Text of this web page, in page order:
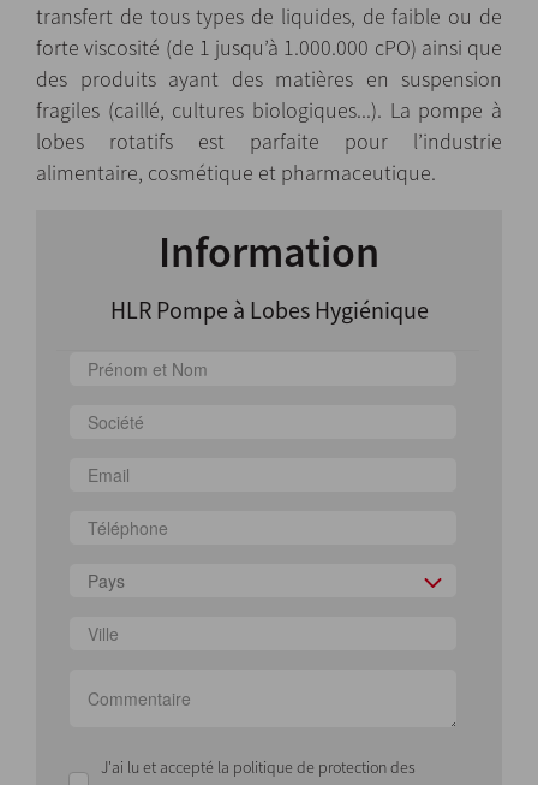
transfert de tous types de liquides, de faible ou de
forte viscosité (de 1 jusqu’à 1.000.000 cPO) ainsi que
des produits ayant des matières en suspension
fragiles (caillé, cultures biologiques...). L a pompe à
lobes
rotatifs est parfaite pour l’industrie
alimentaire, cosmétique et pharmaceutique.
Information
HLR Pompe à Lobes Hygiénique
Pays
J'ai lu et accepté la politique de protection des